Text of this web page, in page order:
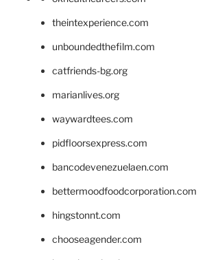
theintexperience.com
unboundedthefilm.com
catfriends-bg.org
marianlives.org
waywardtees.com
pidfloorsexpress.com
bancodevenezuelaen.com
bettermoodfoodcorporation.com
hingstonnt.com
chooseagender.com